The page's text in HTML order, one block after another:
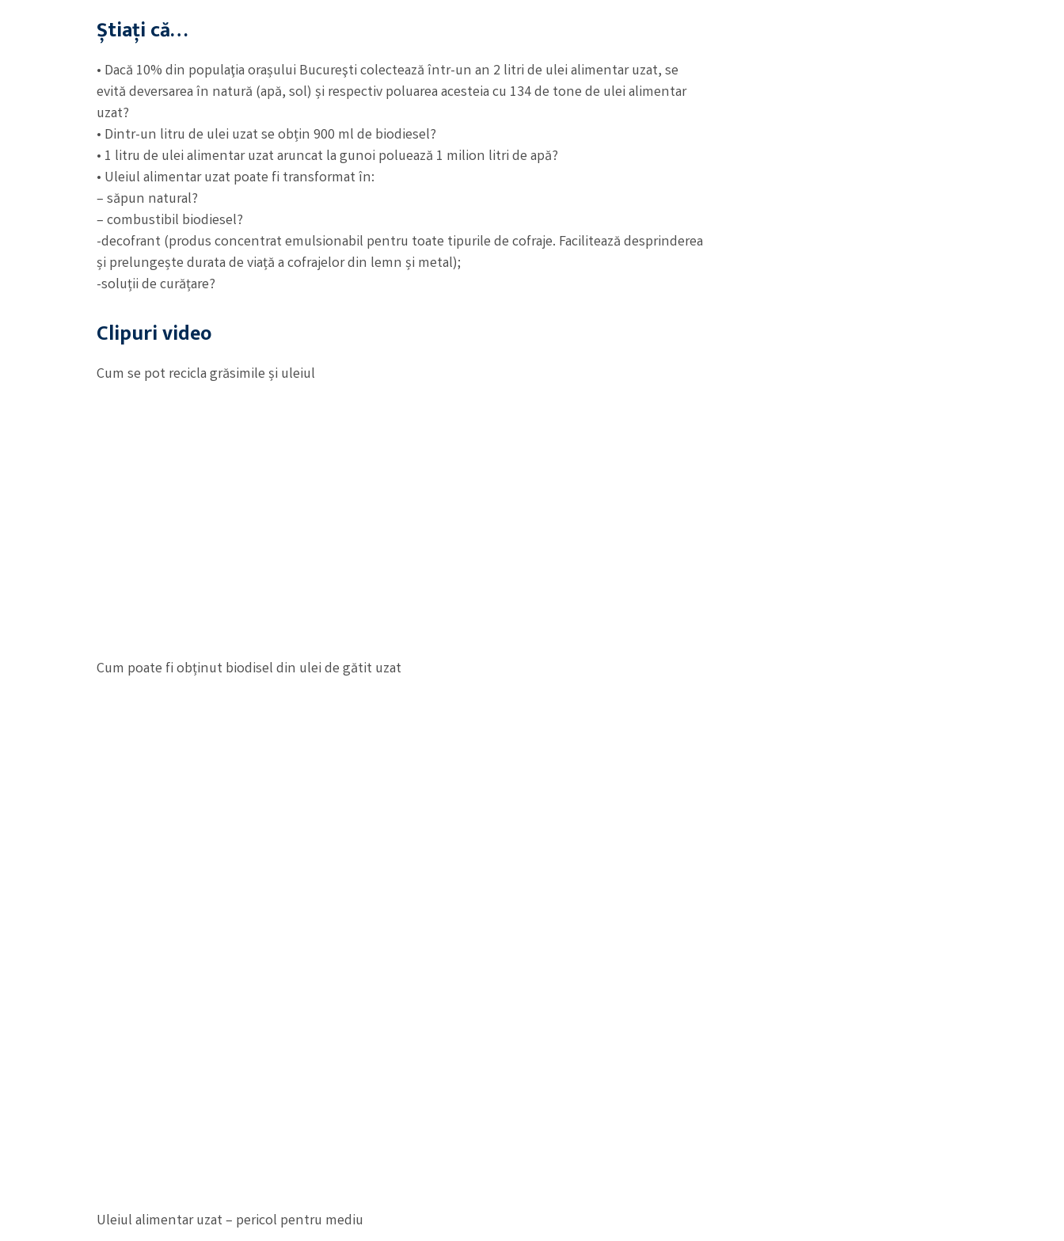
Știați că…
• Dacă 10% din populaţia orașului Bucureşti colectează într-un an 2 litri de ulei alimentar uzat, se
evită deversarea în natură (apă, sol) și respectiv poluarea acesteia cu 134 de tone de ulei alimentar
uzat?
• Dintr-un litru de ulei uzat se obțin 900 ml de biodiesel?
• 1 litru de ulei alimentar uzat aruncat la gunoi poluează 1 milion litri de apă?
• Uleiul alimentar uzat poate fi transformat în:
– săpun natural?
– combustibil biodiesel?
-decofrant (produs concentrat emulsionabil pentru toate tipurile de cofraje. Facilitează desprinderea
și prelungește durata de viață a cofrajelor din lemn și metal);
-soluții de curățare?
Clipuri video
Cum se pot recicla grăsimile și uleiul
Cum poate fi obținut biodisel din ulei de gătit uzat
Uleiul alimentar uzat – pericol pentru mediu